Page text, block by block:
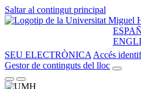
Saltar al contingut principal
SEU ELECTRÒNICA Accés
Gestor de continguts del lloc